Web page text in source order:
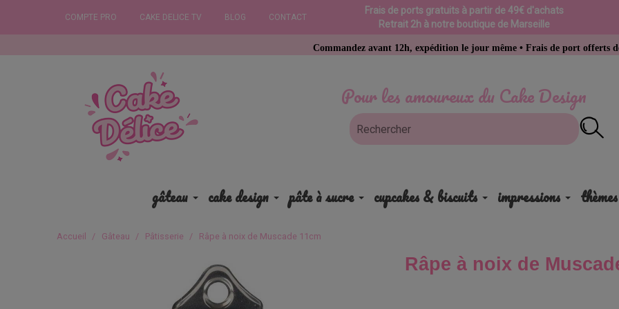
COMPTE PRO CAKE DELICE TV BLOG CONTACT
Frais de ports gratuits à partir de 49€ d'achats
Retrait 2h à notre boutique de Marseille
Pour les amoureux du Cake Design
Commandez avant 12h, expédition le jour même • Frais de port offerts dès 49 €
gâteau cake design pâte à sucre cupcakes & biscuits impressions thèmes
Accueil Gâteau Pâtisserie Râpe à noix de Muscade 11cm
Râpe à noix de